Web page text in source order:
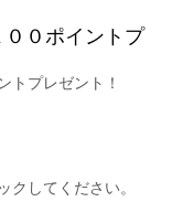
０ポイントプ
トプレゼント！
クしてください。